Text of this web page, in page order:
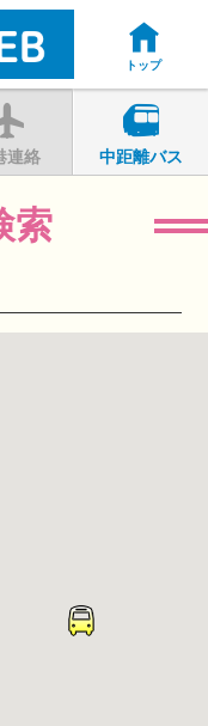
トップ
連絡 中距離バス
索